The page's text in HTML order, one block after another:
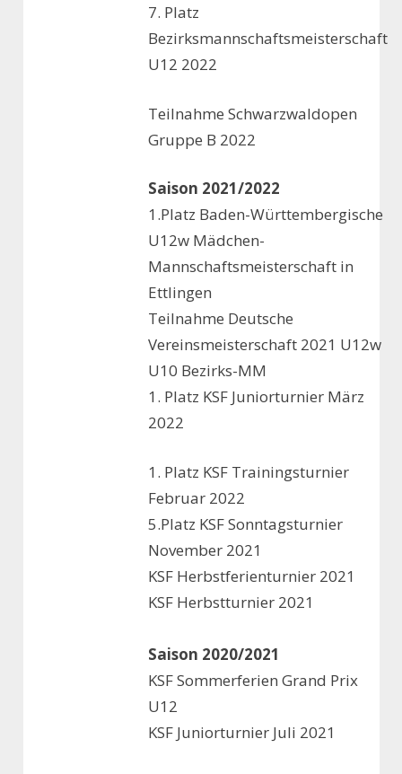
7. Platz
Bezirksmannschaftsmeisterschaft
U12 2022
Teilnahme Schwarzwaldopen
Gruppe B 2022
Saison 2021/2022
1.Platz Baden-Württembergische
U12w Mädchen-
Mannschaftsmeisterschaft in
Ettlingen
Teilnahme Deutsche
Vereinsmeisterschaft 2021 U12w
U10 Bezirks-MM
1. Platz KSF Juniorturnier März
2022
1. Platz KSF Trainingsturnier
Februar 2022
5.Platz KSF Sonntagsturnier
November 2021
KSF Herbstferienturnier 2021
KSF Herbstturnier 2021
Saison 2020/2021
KSF Sommerferien Grand Prix
U12
KSF Juniorturnier Juli 2021